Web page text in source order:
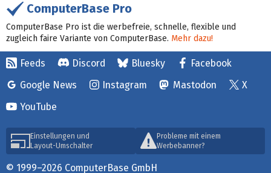
ComputerBase Pro
ComputerBase Pro ist die werbefreie, schnelle, flexible und
zugleich faire Variante von ComputerBase. Mehr dazu!
Feeds Discord Bluesky
Facebook
Google News
Instagram Mastodon
X
YouTube
Einstellungen und
Layout-Umschalter
Probleme mit einem
Werbebanner?
© 1999–2026 ComputerBase GmbH